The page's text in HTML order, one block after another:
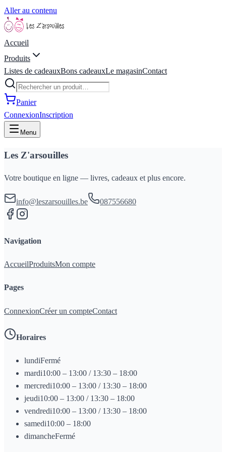
Aller au contenu
Accueil
Produits
Listes de cadeauxBons cadeauxLe magasinContact
Panier
ConnexionInscription
Menu
Les Z'arsouilles
Votre boutique en ligne — livres, cadeaux et plus encore.
info@leszarsouilles.be 087556680
Navigation
AccueilProduitsMon compte
Pages
ConnexionCréer un compteContact
Horaires
lundiFermé
mardi10:00 – 13:00 / 13:30 – 18:00
mercredi10:00 – 13:00 / 13:30 – 18:00
jeudi10:00 – 13:00 / 13:30 – 18:00
vendredi10:00 – 13:00 / 13:30 – 18:00
samedi10:00 – 18:00
dimancheFermé